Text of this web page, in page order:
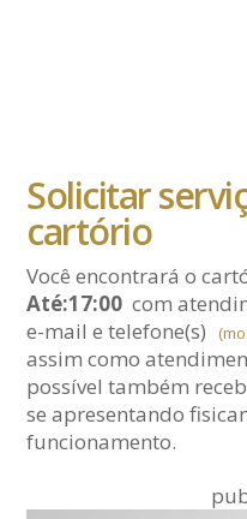
Solicitar
cartório
Você encontrará o
Até:17:00 com
e-maile telefone(s)
assim como
possível também
se apresentando
funcionamento.